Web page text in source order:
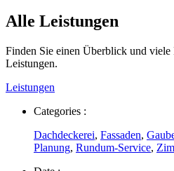
Alle Leistungen
Finden Sie einen Überblick und viele
Leistungen.
Leistungen
Categories :
Dachdeckerei, Fassaden,
Planung, Rundum-Service,